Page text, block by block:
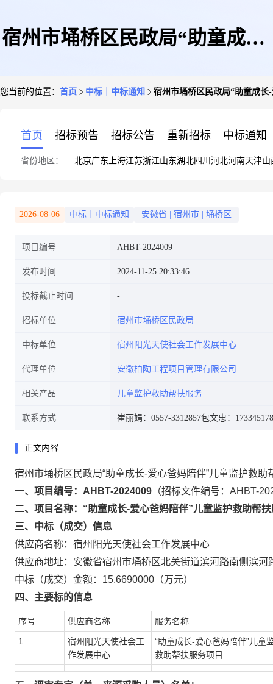
宿州市埇桥区民政局“助童成长-
您当前的位置： 首页 中标｜中标通知 宿州市埇桥区民政局“助童成
首页 招标预告 招标公告 重新招标 中标通知
省份地区： 北京广东 上海江苏浙江山东湖北四川 河北河南天津山
2026-08-06 中标｜中标通知 安徽省 宿州市 埇桥区
项目编号 AHBT-2024009
发布时间 2024-11-25 20:33:46
投标截止时间
招标单位 宿州市埇桥区民政局
中标单位 宿州阳光天使社会工作发展中心
代理单位 安徽柏陶工程项目管理有限公司
相关产品 儿童监护救助帮扶服务
联系方式 崔丽娟：0557-3312857包文忠：
正文内容
宿州市埇桥区民政局“助童成长-爱心爸妈陪伴”儿童监护救助
一、项目编号：AHBT-2024009 （招标文件编号：AHBT-
二、项目名称：“助童成长-爱心爸妈陪伴”儿童监护救助帮
三、中标（成交）信息
供应商名称：宿州阳光天使社会工作发展中心
供应商地址：安徽省宿州市埇桥区北关街道滨河路南侧滨河
中标（成交）金额：15.6690000（万元）
四、主要标的信息
序号 供应商名称 服务名称
1
宿州阳光天使社会工
作发展中心
“助童成长-爱心爸妈陪伴”儿童
救助帮扶服务项目